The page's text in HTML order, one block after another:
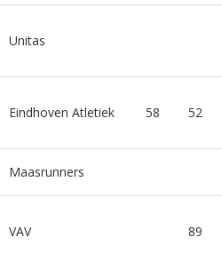
Unitas
Eindhoven Atletiek 58 52
Maasrunners
VAV 89